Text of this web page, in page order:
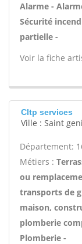
Alarme -
Sécurité
partielle -
Voir la fiche
Cltp services
Ville : Saint
Département:
Métiers :
ou
transports de
maison,
plomberie
Plomberie -